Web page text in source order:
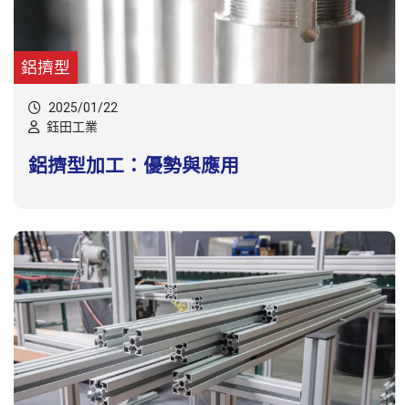
鋁擠型
2025/01/22
鈺田工業
鋁擠型加工：優勢與應用